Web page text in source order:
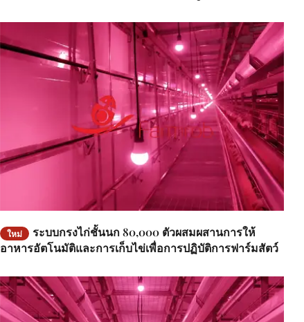
ใหม่
ระบบกรงไก่ชั้นนก 80,000 ตัวผสมผสานการให้
อาหารอัตโนมัติและการเก็บไข่เพื่อการปฏิบัติการฟาร์มสัตว์